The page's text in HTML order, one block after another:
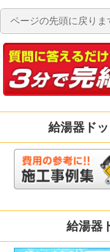
ページの先頭に戻りま
給湯器ド
給湯器